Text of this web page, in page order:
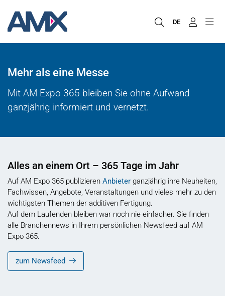
DE
Mehr als eine Messe
Mit AM Expo 365 bleiben Sie ohne Aufwand
ganzjährig informiert und vernetzt.
Alles an einem Ort – 365 Tage im Jahr
Auf AM Expo 365 publizieren Anbieter ganzjährig ihre Neuheiten,
Fachwissen, Angebote, Veranstaltungen und vieles mehr zu den
wichtigsten Themen der additiven Fertigung.
Auf dem Laufenden bleiben war noch nie einfacher. Sie finden
alle Branchennews in Ihrem persönlichen Newsfeed auf AM
Expo 365.
zum Newsfeed